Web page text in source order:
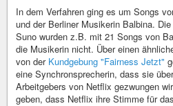
In dem Verfahren ging es um Songs
und der Berliner Musikerin Balbina.
Suno wurden z.B. mit 21 Songs von
die Musikerin nicht. Über einen
von der Kundgebung "Fairness Jetzt"
eine Synchronsprecherin, dass sie
Arbeitgebers von Netflix gezwungen
geben, dass Netflix ihre Stimme für